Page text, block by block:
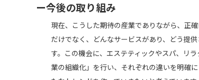
ー今後の取り組み
現在、こうした期待の産業でありながら、正
だけでなく、どんなサービスがあり、どう提
す。この機会に、エステティックやスパ、リ
業の組織化」を行い、それぞれの違いを明確